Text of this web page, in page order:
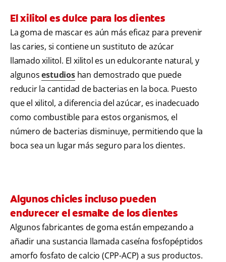
El xilitol es dulce para los dientes
La goma de mascar es aún más eficaz para prevenir
las caries, si contiene un sustituto de azúcar
llamado xilitol. El xilitol es un edulcorante natural, y
algunosestudioshan demostrado que puede
reducir la cantidad de bacterias en la boca. Puesto
que el xilitol, a diferencia del azúcar, es inadecuado
como combustible para estos organismos, el
número de bacterias disminuye, permitiendo que la
boca sea un lugar más seguro para los dientes.
Algunos chicles incluso pueden
endurecer el esmalte de los dientes
Algunos fabricantes de goma están empezando a
añadir una sustancia llamada caseína fosfopéptidos
amorfo fosfato de calcio (CPP-ACP) a sus productos.